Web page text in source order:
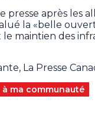
presse après les
la «belle
maintien des
La Presse
à ma communauté